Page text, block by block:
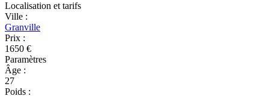
Localisation et tarifs
Ville :
Granville
Prix :
1650 €
Paramètres
Âge :
27
Poids :